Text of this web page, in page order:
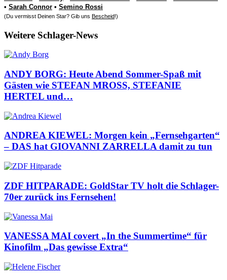
• Sarah Connor • Semino Rossi
(Du vermisst Deinen Star? Gib uns Bescheid!)
Weitere Schlager-News
ANDY BORG: Heute Abend Sommer-Spaß mit
Gästen wie STEFAN MROSS, STEFANIE
HERTEL und…
ANDREA KIEWEL: Morgen kein „Fernsehgarten“
– DAS hat GIOVANNI ZARRELLA damit zu tun
ZDF HITPARADE: GoldStar TV holt die Schlager-
70er zurück ins Fernsehen!
VANESSA MAI covert „In the Summertime“ für
Kinofilm „Das gewisse Extra“